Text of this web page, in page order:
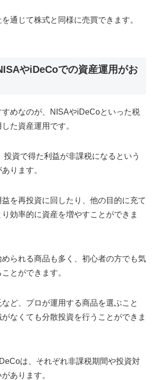
通じて株式と同様に売買できます。
やiDeCoでの資産運用がお
めなのが、NISAやiDeCoといった税
た資産運用です。
投資で得た利益が非課税になるという
ります。
を再投資に回したり、他の目的に充て
効率的に資産を増やすことができま
められる商品も多く、初心者の方でも気
とができます。
ど、プロが運用する商品を選ぶこと
なくても分散投資を行うことができま
は、それぞれ非課税期間や投資対
あります。